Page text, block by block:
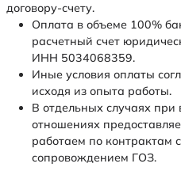
договору-счету.
Оплата в объеме 100%
расчетный счет
ИНН 5034068359.
Иные условия оплаты
исходя из опыта работы.
В отдельных случаях
отношениях
работаем по контрактам
сопровождением ГОЗ.